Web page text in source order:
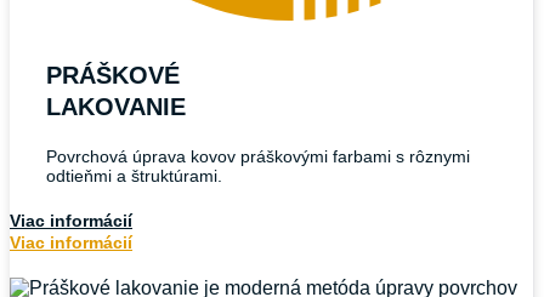
PRÁŠKOVÉ
LAKOVANIE
Povrchová úprava kovov práškovými farbami s rôznymi
odtieňmi a štruktúrami.
Viac informácií
Viac informácií